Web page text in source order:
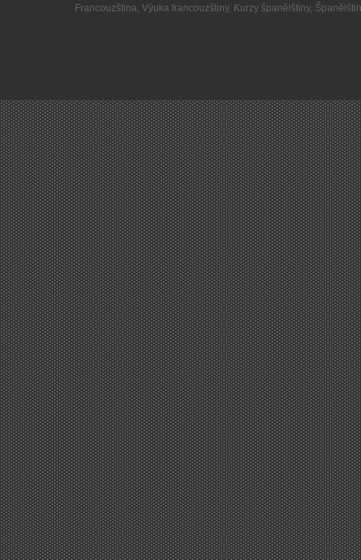
Francouzština,Výuka francouzštiny, Kurzy španělštiny,